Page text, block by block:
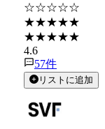
☆☆☆☆☆
★★★★★
★★★★★
4.6
57件
リストに追加